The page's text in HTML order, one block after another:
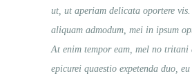
ut, ut aperiam delicata oportere
aliquam admodum, mei in ipsum
At enim tempor eam, mel no tritani
epicurei quaestio expetenda duo,